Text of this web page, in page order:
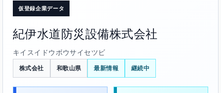
仮登録企業データ
紀伊水道防災設備株式会社
キイスイドウボウサイセツビ
株式会社 和歌山県 最新情報 継続中